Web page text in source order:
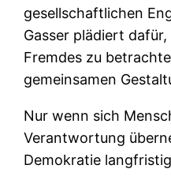
gesellschaftlichen
Gasser plädiert
Fremdes zu
gemeinsamen
Nur wenn sich
Verantwortung
Demokratie